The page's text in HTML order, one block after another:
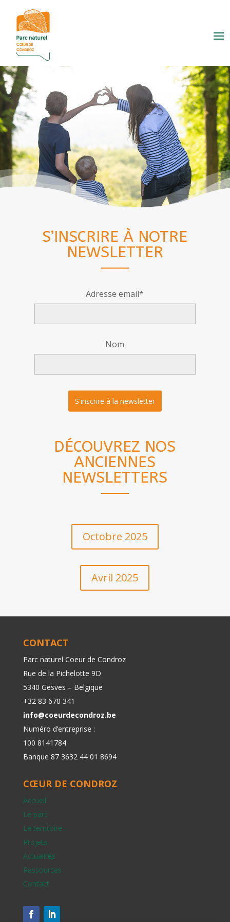
S’INSCRIRE À NOTRE
NEWSLETTER
Adresse email*
Nom
DÉCOUVREZ NOS
ANCIENNES
NEWSLETTERS
Octobre 2025
Avril 2025
CONTACT
Parc naturel Coeur de Condroz
Rue de la Pichelotte 9D
5340 Gesves – Belgique
+32 83 670 341
info@coeurdecondroz.be
Numéro d’entreprise :
100 8141784
Banque 87 3632 44 01 8694
CŒUR DE CONDROZ
Accueil
Le parc
Le territoire
Projets
Actualités
Ressources
Contact